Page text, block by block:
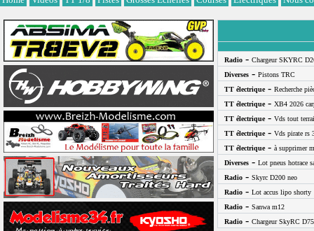
Radio - Chargeur SKYRC
Diverses - Pistons TRC
TT électrique- Recherche
TT électrique- XB4 2026
TT électrique- Vds tout
TT électrique- Vds pirate rs
TT électrique- à supprimer
Diverses - Lot pneus hotrace
Radio - Skyrc D200 neo
Radio - Lot accus lipo shorty
Radio - Sanwa m12
Radio - Chargeur SkyRC